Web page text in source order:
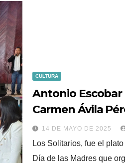
CULTURA
Antonio Escobar
Carmen Ávila
por la ventana
de las Madres.
14 DE MAYO DE 2025
Los Solitarios, fue el
Día de las Madres que